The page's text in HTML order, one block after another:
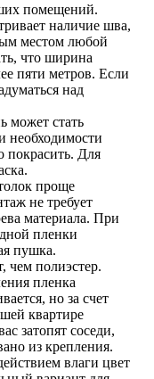
помещений.
наличие шва,
местом любой
что ширина
пяти метров. Если
над
может стать
покрасить. Для
проще
не требует
материала. При
пленки
пушка.
чем полиэстер.
пленка
но за счет
квартире
затопят соседи,
из крепления.
влаги цвет